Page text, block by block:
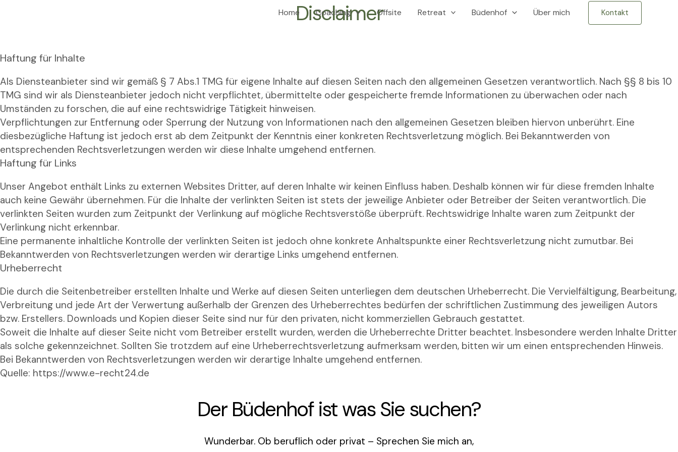
Home Coaching Offsite Retreat Büdenhof Über mich Kontakt
Disclaimer
Haftung für Inhalte
Als Diensteanbieter sind wir gemäß § 7 Abs.1 TMG für eigene Inhalte auf diesen Seiten nach den allgemeinen Gesetzen verantwortlich. Nach §§ 8 bis 10
TMG sind wir als Diensteanbieter jedoch nicht verpflichtet, übermittelte oder gespeicherte fremde Informationen zu überwachen oder nach
Umständen zu forschen, die auf eine rechtswidrige Tätigkeit hinweisen.
Verpflichtungen zur Entfernung oder Sperrung der Nutzung von Informationen nach den allgemeinen Gesetzen bleiben hiervon unberührt. Eine
diesbezügliche Haftung ist jedoch erst ab dem Zeitpunkt der Kenntnis einer konkreten Rechtsverletzung möglich. Bei Bekanntwerden von
entsprechenden Rechtsverletzungen werden wir diese Inhalte umgehend entfernen.
Haftung für Links
Unser Angebot enthält Links zu externen Websites Dritter, auf deren Inhalte wir keinen Einfluss haben. Deshalb können wir für diese fremden Inhalte
auch keine Gewähr übernehmen. Für die Inhalte der verlinkten Seiten ist stets der jeweilige Anbieter oder Betreiber der Seiten verantwortlich. Die
verlinkten Seiten wurden zum Zeitpunkt der Verlinkung auf mögliche Rechtsverstöße überprüft. Rechtswidrige Inhalte waren zum Zeitpunkt der
Verlinkung nicht erkennbar.
Eine permanente inhaltliche Kontrolle der verlinkten Seiten ist jedoch ohne konkrete Anhaltspunkte einer Rechtsverletzung nicht zumutbar. Bei
Bekanntwerden von Rechtsverletzungen werden wir derartige Links umgehend entfernen.
Urheberrecht
Die durch die Seitenbetreiber erstellten Inhalte und Werke auf diesen Seiten unterliegen dem deutschen Urheberrecht. Die Vervielfältigung, Bearbeitung,
Verbreitung und jede Art der Verwertung außerhalb der Grenzen des Urheberrechtes bedürfen der schriftlichen Zustimmung des jeweiligen Autors
bzw. Erstellers. Downloads und Kopien dieser Seite sind nur für den privaten, nicht kommerziellen Gebrauch gestattet.
Soweit die Inhalte auf dieser Seite nicht vom Betreiber erstellt wurden, werden die Urheberrechte Dritter beachtet. Insbesondere werden Inhalte Dritter
als solche gekennzeichnet. Sollten Sie trotzdem auf eine Urheberrechtsverletzung aufmerksam werden, bitten wir um einen entsprechenden Hinweis.
Bei Bekanntwerden von Rechtsverletzungen werden wir derartige Inhalte umgehend entfernen.
Quelle: https://www.e-recht24.de
Der Büdenhof ist was Sie suchen?
Wunderbar. Ob beruflich oder privat – Sprechen Sie mich an,